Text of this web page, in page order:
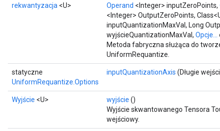
rekwantyzacja <U>
Operand <Integer> inputZeroPoints,
<Integer> OutputZeroPoints,
inputQuantizationMaxVal, Long
wyjścieQuantizationMaxVal, Opcje...
Metoda fabryczna służąca do
UniformRequantize.
statyczne
UniformRequantize.Options
inputQuantizationAxis (Długie
Wyjście <U> wyjście ()
Wyjście skwantowanego Tensora
wejściowy.